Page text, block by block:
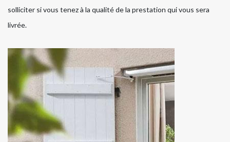
solliciter si vous tenez à la qualité de la prestation qui vous sera
livrée.